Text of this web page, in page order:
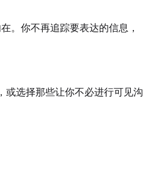
。你不再追踪要表达的信息，
或选择那些让你不必进行可见沟